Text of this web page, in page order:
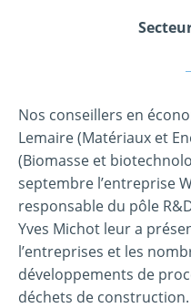
Nos conseillers en
Lemaire (Matériaux et
(Biomasse et
septembre l’entreprise
responsable du pôle
Yves Michot leur a
l’entreprises et les
développements de
déchets de construction.